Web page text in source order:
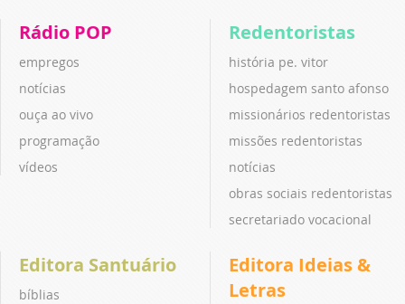
Rádio POP
empregos
notícias
ouça ao vivo
programação
vídeos
Redentoristas
história pe. vitor
hospedagem santo afonso
missionários redentoristas
missões redentoristas
notícias
obras sociais redentoristas
secretariado vocacional
Editora Santuário
bíblias
Editora Ideias &
Letras